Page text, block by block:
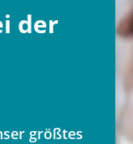
der
größtes